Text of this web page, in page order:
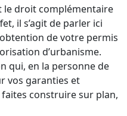
le droit complémentaire
il s’agit de parler ici
de votre permis
d’urbanisme.
qui, en la personne de
vos garanties et
construire sur plan,